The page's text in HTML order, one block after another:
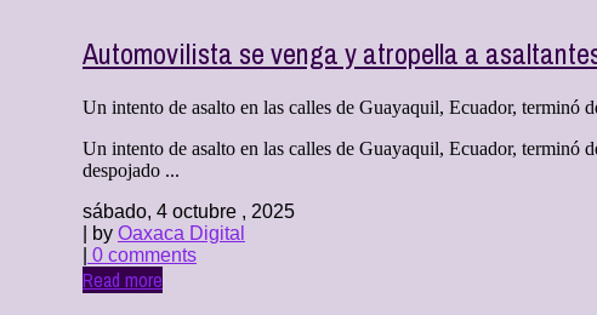
Automovilista se venga y atropella a
Un intento de asalto en las calles de Guayaquil, Ecuador, terminó
Un intento de asalto en las calles de Guayaquil, Ecuador, terminó
despojado ...
sábado, 4 octubre , 2025
| by Oaxaca Digital
0 comments
Read more